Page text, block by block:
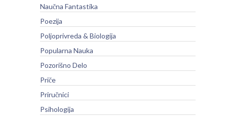
Naučna Fantastika
Poezija
Poljoprivreda & Biologija
Popularna Nauka
Pozorišno Delo
Priče
Priručnici
Psihologija